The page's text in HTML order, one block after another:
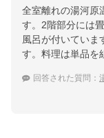
全室離れの湯河原
す。2階部分には
風呂が付いていま
す。料理は単品を
回答された質問：